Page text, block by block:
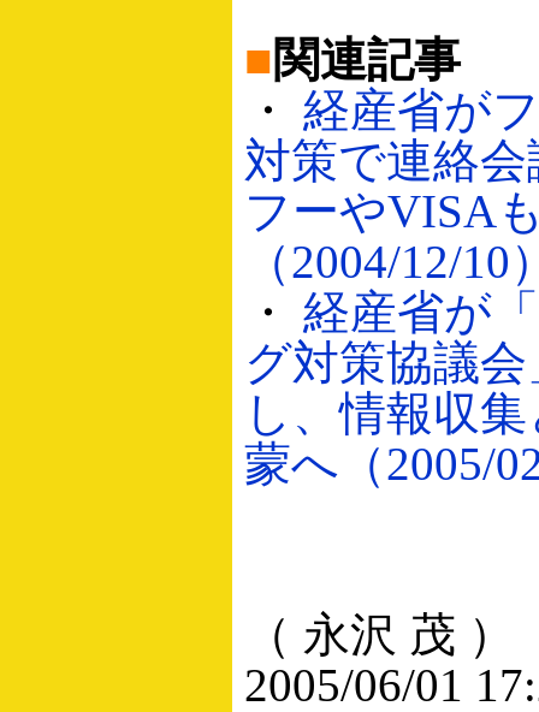
■関連記事
・ 経産省が
対策で連絡
フーやVISA
（2004/12/10
・ 経産省が
グ対策協議
し、情報収
蒙へ（2005/
（ 永沢 茂 ）
2005/06/01